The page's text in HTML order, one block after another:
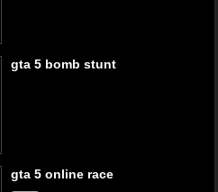
gta 5 bomb stunt
gta 5 online race